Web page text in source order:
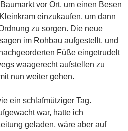
vor Ort, um einen Besen
einzukaufen, um dann
zu sorgen. Die neue
im Rohbau aufgestellt, und
Füße eingetrudelt
waagerecht aufstellen zu
nun weiter gehen.
ein schlafmütziger Tag.
war, hatte ich
geladen, wäre aber auf